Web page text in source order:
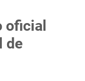
oficial
de